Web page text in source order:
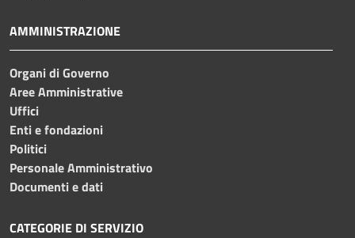
AMMINISTRAZIONE
Organi di Governo
Aree Amministrative
Uffici
Enti e fondazioni
Politici
Personale Amministrativo
Documenti e dati
CATEGORIE DI SERVIZIO